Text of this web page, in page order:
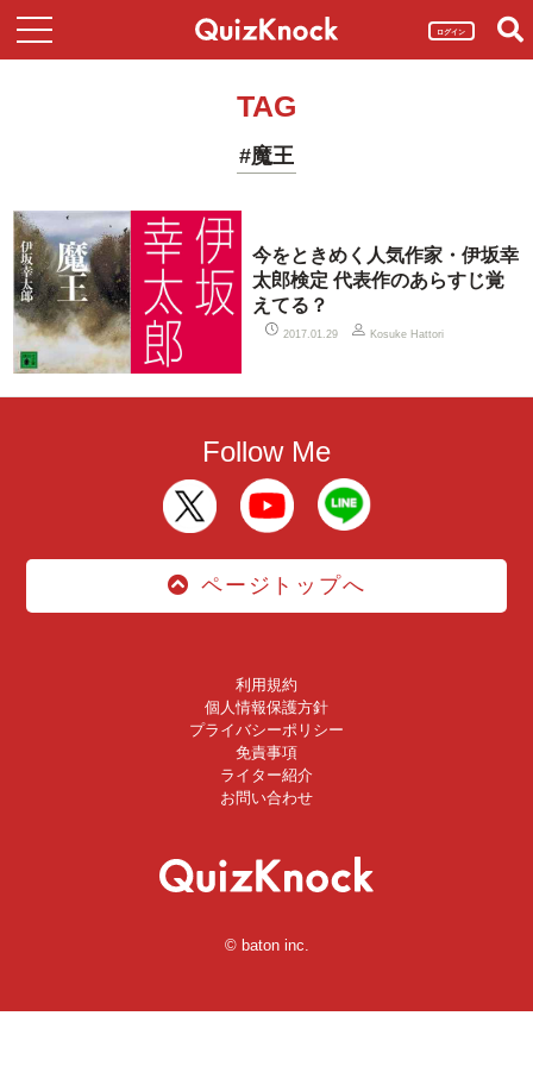
ログイン
TAG
#魔王
今をときめく人気作家・伊坂幸
太郎検定 代表作のあらすじ覚
えてる？
2017.01.29 Kosuke Hattori
Follow Me
ページトップへ
利用規約
個人情報保護方針
プライバシーポリシー
免責事項
ライター紹介
お問い合わせ
© baton inc.